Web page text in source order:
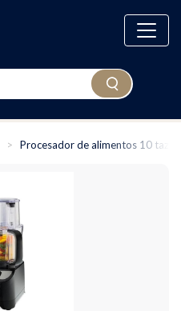
> Procesador de alimentos 10